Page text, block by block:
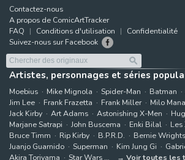
Contactez-nous
A propos de ComicArtTracker
FAQ
Conditions d'utilisation
Confidentialité
Suivez-nous sur Facebook
Artistes, personnages et séries
Moebius Mike Mignola Spider-Man Batman
Jim Lee
Frank Frazetta Frank Miller Milo
Jack Kirby
Art Adams Astonishing X-Men
Marjane Satrapi
John Buscema Enki Bilal Les
Bruce Timm
Rip Kirby B.P.R.D.
Bernie
Juanjo Guarnido
Superman Kim Jung Gi
Akira Toriyama
Star Wars Voir toutes les